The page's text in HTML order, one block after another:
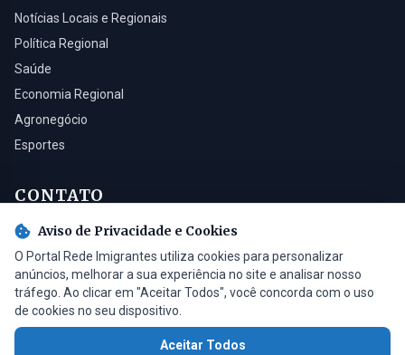
Notícias Locais e Regionais
Política Regional
Saúde
Economia Regional
Agronegócio
Esportes
CONTATO
Turvo - SC, 88930-000
(48) 3525-0321
contato@radioimigrantes.com.br
Aviso de Privacidade e Cookies
O Portal Rede Imigrantes utiliza cookies para personalizar
anúncios, melhorar a sua experiência no site e analisar nosso
tráfego. Ao clicar em "Aceitar Todos", você concorda com o uso
de cookies no seu dispositivo.
Aceitar Todos